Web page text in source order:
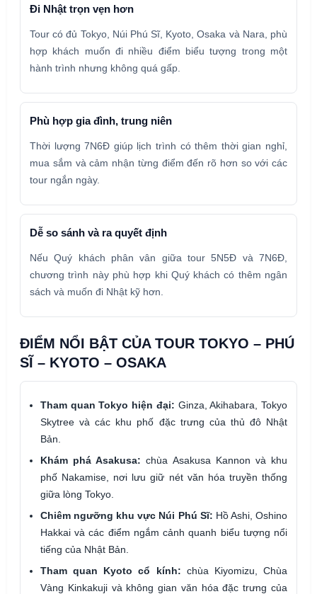
Đi Nhật trọn vẹn hơn
Tour có đủ Tokyo, Núi Phú Sĩ, Kyoto, Osaka và Nara, phù
hợp khách muốn đi nhiều điểm biểu tượng trong một
hành trình nhưng không quá gấp.
Phù hợp gia đình, trung niên
Thời lượng 7N6Đ giúp lịch trình có thêm thời gian nghỉ,
mua sắm và cảm nhận từng điểm đến rõ hơn so với các
tour ngắn ngày.
Dễ so sánh và ra quyết định
Nếu Quý khách phân vân giữa tour 5N5Đ và 7N6Đ,
chương trình này phù hợp khi Quý khách có thêm ngân
sách và muốn đi Nhật kỹ hơn.
ĐIỂM NỔI BẬT CỦA TOUR TOKYO – PHÚ
SĨ – KYOTO – OSAKA
Tham quan Tokyo hiện đại: Ginza, Akihabara, Tokyo
Skytree và các khu phố đặc trưng của thủ đô Nhật
Bản.
Khám phá Asakusa: chùa Asakusa Kannon và khu
phố Nakamise, nơi lưu giữ nét văn hóa truyền thống
giữa lòng Tokyo.
Chiêm ngưỡng khu vực Núi Phú Sĩ: Hồ Ashi, Oshino
Hakkai và các điểm ngắm cảnh quanh biểu tượng nổi
tiếng của Nhật Bản.
Tham quan Kyoto cổ kính: chùa Kiyomizu, Chùa
Vàng Kinkakuji và không gian văn hóa đặc trưng của